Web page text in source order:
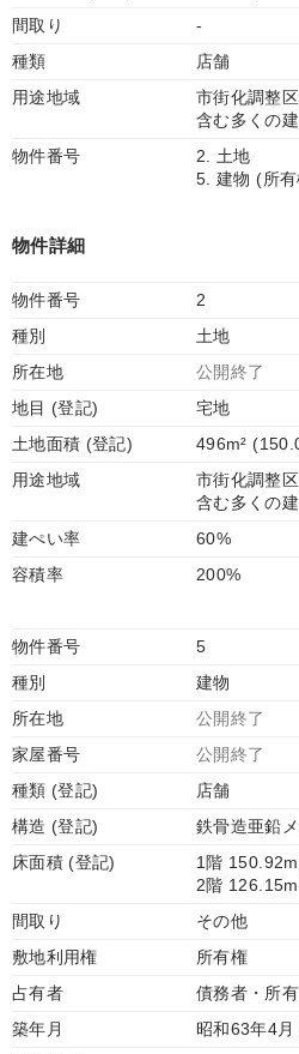
間取り
-
種類
店舗
用途地域
市街化調整
含む多くの
物件番号
2. 土地
5. 建物 (所
物件詳細
物件番号
2
種別
土地
所在地
公開終了
地目 (登記)
宅地
土地面積 (登記)
496m²
用途地域
市街化調整
含む多くの
建ぺい率
60%
容積率
200%
物件番号
5
種別
建物
所在地
公開終了
家屋番号
公開終了
種類 (登記)
店舗
構造 (登記)
鉄骨造亜鉛
床面積 (登記)
1階
2階
間取り
その他
敷地利用権
所有権
占有者
債務者・所
築年月
昭和63年4